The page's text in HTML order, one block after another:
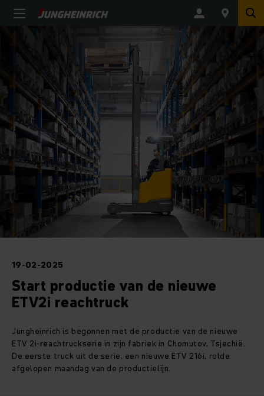
19-02-2025
Start productie van de nieuwe
ETV2i reachtruck
Jungheinrich is begonnen met de productie van de nieuwe
ETV 2i-reachtruckserie in zijn fabriek in Chomutov, Tsjechië.
De eerste truck uit de serie, een nieuwe ETV 216i, rolde
afgelopen maandag van de productielijn.